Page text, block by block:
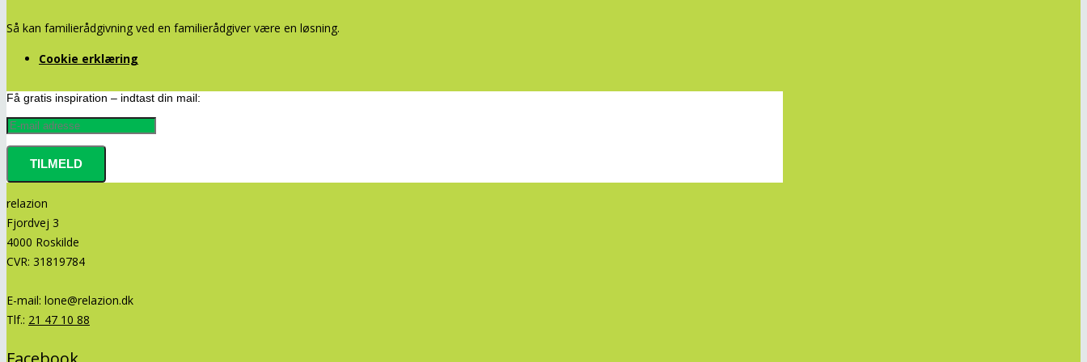
Så kan familierådgivning ved en familierådgiver være en løsning.
Cookie erklæring
Få gratis inspiration – indtast din mail:
relazion
Fjordvej 3
4000 Roskilde
CVR: 31819784
E-mail: lone@relazion.dk
Tlf.: 21 47 10 88